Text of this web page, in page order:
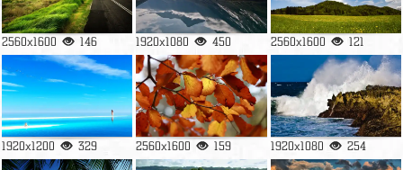
2560x1600 146 1920x1080 450 2560x1600 121
1920x1200 329 2560x1600 159 1920x1080 254